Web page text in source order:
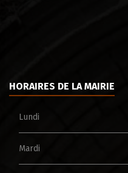
HORAIRES DE LA MAIRIE
Lundi
Mardi